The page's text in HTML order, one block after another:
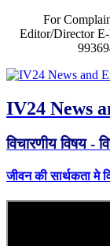
For
Editor/Director
IV24 News
विचारणीय विषय -
जीवन की सार्थकता मे